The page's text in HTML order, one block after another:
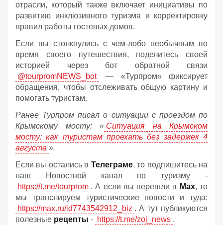
отрасли, который также включает инициативы по
развитию инклюзивного туризма и корректировку
правил работы гостевых домов.
Если вы столкнулись с чем-лобо необычным во
время своего путешествия, поделитесь своей
историей через бот обратной связи
@tourpromNEWS_bot
— «Турпром» фиксирует
обращения, чтобы отслеживать общую картину и
помогать туристам.
Ранее Турпром писал о ситуации с проездом по
Крымскому мосту: « Ситуация на Крымском
мосту: как туристам проехать без задержек 4
августа ».
Если вы остались в Телеграме, то подпишитесь на
наш Новостной канал по туризму -
https://t.me/tourprom . А если вы перешли в Мах, то
мы транслируем туристические новости и туда:
https://max.ru/id7743542912_biz . А тут публикуются
полезные рецепты - https://t.me/zoj_news .